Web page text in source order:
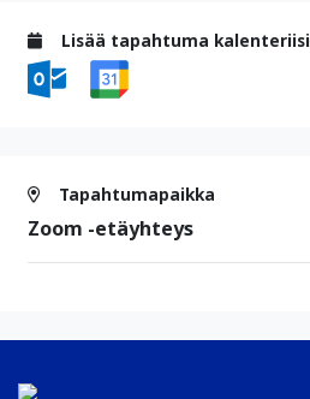
Lisää tapahtuma kalenteriisi
Tapahtumapaikka
Zoom -etäyhteys